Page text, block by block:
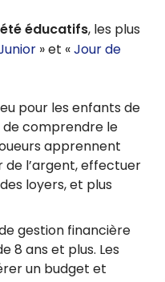
éducatifs, les plus
» et «Jour de
pour les enfants de
de comprendre le
apprennent
l’argent, effectuer
loyers, et plus
gestion financière
8 ans et plus. Les
un budget et